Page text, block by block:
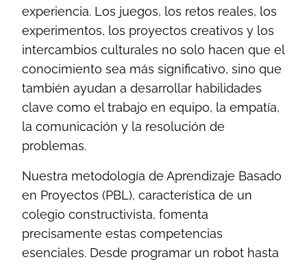
experiencia. Los juegos, los retos reales, los
experimentos, los proyectos creativos y los
intercambios culturales no solo hacen que el
conocimiento sea más significativo, sino que
también ayudan a desarrollar habilidades
clave como el trabajo en equipo, la empatía,
la comunicación y la resolución de
problemas.
Nuestra metodología de Aprendizaje Basado
en Proyectos (PBL), característica de un
colegio constructivista, fomenta
precisamente estas competencias
esenciales. Desde programar un robot hasta